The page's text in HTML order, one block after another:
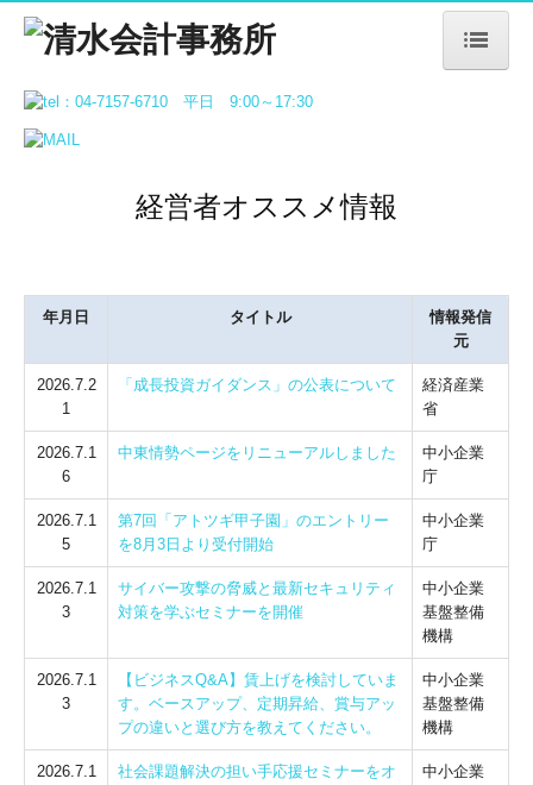
ＨＯＭＥ
選ばれる理由
事務所通信
求人情報
経営者オススメ情報
年月日 タイトル
情報発信
元
2026.7.2
1
「成長投資ガイダンス」の公表について
経済産業
省
2026.7.1
6
中東情勢ページをリニューアルしました
中小企業
庁
2026.7.1
5
第7回「アトツギ甲子園」のエントリー
を8月3日より受付開始
中小企業
庁
2026.7.1
3
サイバー攻撃の脅威と最新セキュリティ
対策を学ぶセミナーを開催
中小企業
基盤整備
機構
2026.7.1
3
【ビジネスQ&A】賃上げを検討していま
す。ベースアップ、定期昇給、賞与アッ
プの違いと選び方を教えてください。
中小企業
基盤整備
機構
2026.7.1
社会課題解決の担い手応援セミナーをオ
中小企業